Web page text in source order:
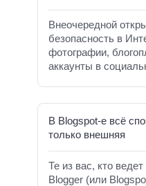
Внеочередной
безопасность в
фотографии,
аккаунты в
В Blogspot-е всё
только внешняя
Те из вас, кто
Blogger (или